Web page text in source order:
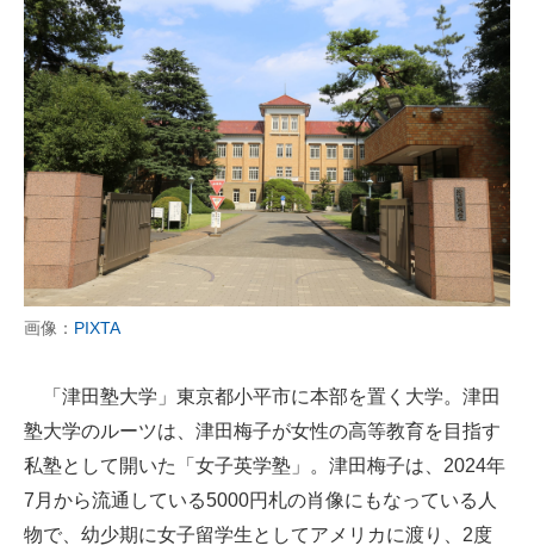
画像： PIXTA
「津田塾大学」東京都小平市に本部を置く大学。津田
塾大学のルーツは、津田梅子が女性の高等教育を目指す
私塾として開いた「女子英学塾」。津田梅子は、2024年
7月から流通している5000円札の肖像にもなっている人
物で、幼少期に女子留学生としてアメリカに渡り、2度